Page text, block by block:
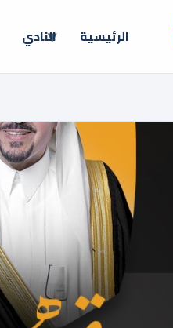
الرئيسية النادي